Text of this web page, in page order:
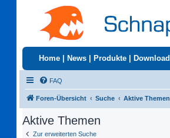
Home News Produkte Download
FAQ
Foren-Übersicht Suche Aktive Themen
Aktive Themen
Zur erweiterten Suche